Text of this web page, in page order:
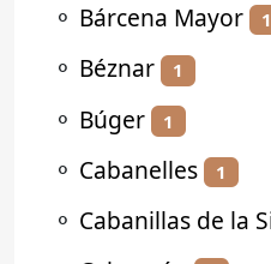
⚬ Bárcena Mayor 1
⚬ Béznar 1
⚬ Búger 1
⚬ Cabanelles 1
⚬ Cabanillas de la